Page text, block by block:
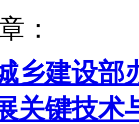
：
乡建设部
关键技术